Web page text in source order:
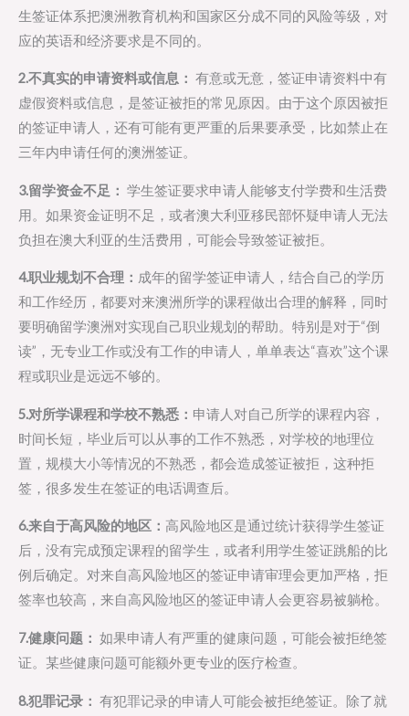
生签证体系把澳洲教育机构和国家区分成不同的风险等级，对
应的英语和经济要求是不同的。
2.不真实的申请资料或信息： 有意或无意，签证申请资料中有
虚假资料或信息，是签证被拒的常见原因。由于这个原因被拒
的签证申请人，还有可能有更严重的后果要承受，比如禁止在
三年内申请任何的澳洲签证。
3.留学资金不足： 学生签证要求申请人能够支付学费和生活费
用。如果资金证明不足，或者澳大利亚移民部怀疑申请人无法
负担在澳大利亚的生活费用，可能会导致签证被拒。
4.职业规划不合理： 成年的留学签证申请人，结合自己的学历
和工作经历，都要对来澳洲所学的课程做出合理的解释，同时
要明确留学澳洲对实现自己职业规划的帮助。特别是对于“倒
读”，无专业工作或没有工作的申请人，单单表达“喜欢”这个课
程或职业是远远不够的。
5.对所学课程和学校不熟悉： 申请人对自己所学的课程内容，
时间长短，毕业后可以从事的工作不熟悉，对学校的地理位
置，规模大小等情况的不熟悉，都会造成签证被拒，这种拒
签，很多发生在签证的电话调查后。
6.来自于高风险的地区： 高风险地区是通过统计获得学生签证
后，没有完成预定课程的留学生，或者利用学生签证跳船的比
例后确定。对来自高风险地区的签证申请审理会更加严格，拒
签率也较高，来自高风险地区的签证申请人会更容易被躺枪。
7.健康问题： 如果申请人有严重的健康问题，可能会被拒绝签
证。某些健康问题可能额外更专业的医疗检查。
8.犯罪记录： 有犯罪记录的申请人可能会被拒绝签证。除了就